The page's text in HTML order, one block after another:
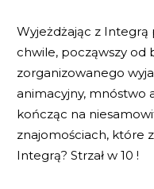
Wyjeżdżając z
chwile, począwszy od
zorganizowanego
animacyjny, mnóstwo
kończąc na
znajomościach, które
Integrą? Strzał w 10 !